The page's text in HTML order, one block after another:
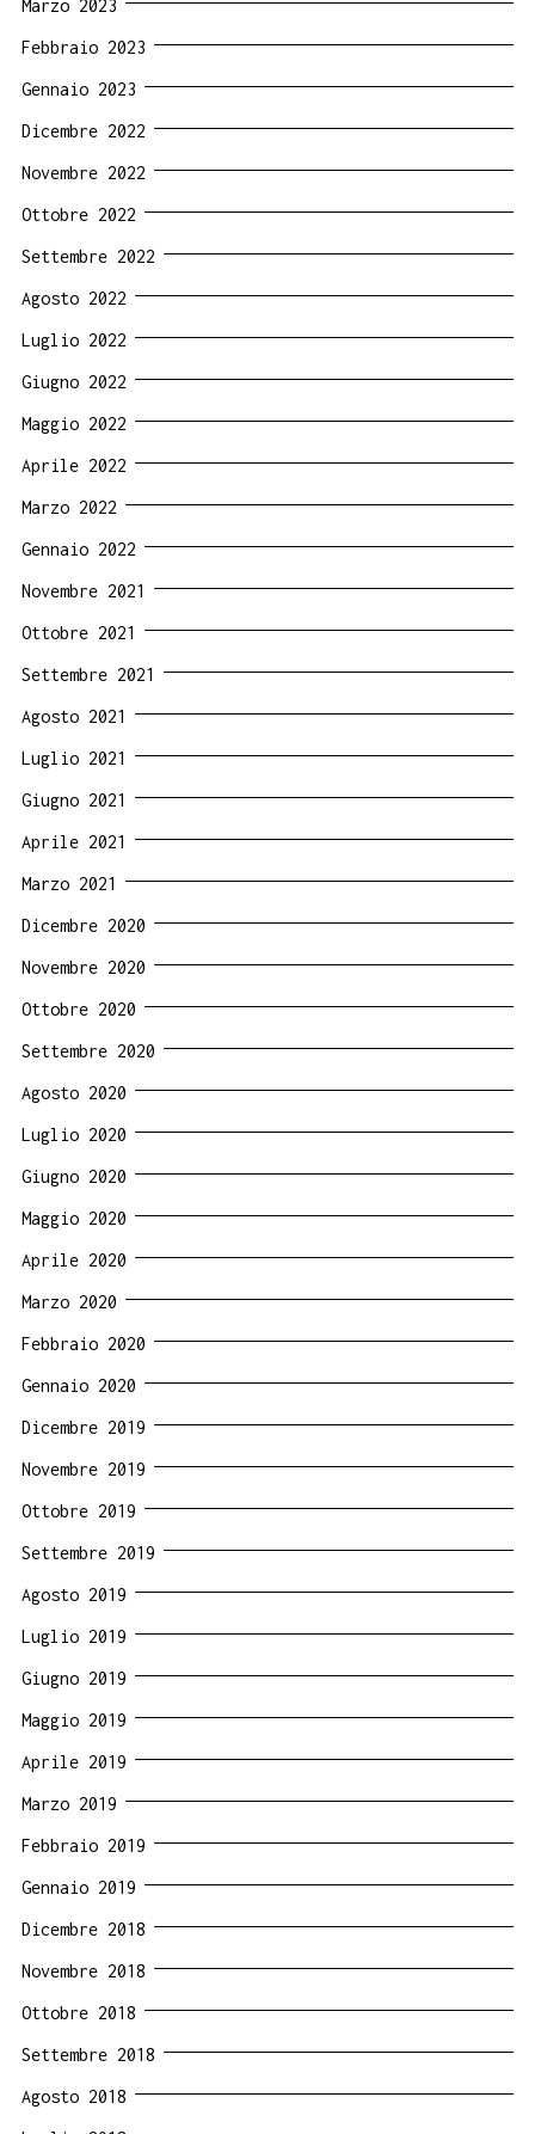
Marzo 2023
Febbraio 2023
Gennaio 2023
Dicembre 2022
Novembre 2022
Ottobre 2022
Settembre 2022
Agosto 2022
Luglio 2022
Giugno 2022
Maggio 2022
Aprile 2022
Marzo 2022
Gennaio 2022
Novembre 2021
Ottobre 2021
Settembre 2021
Agosto 2021
Luglio 2021
Giugno 2021
Aprile 2021
Marzo 2021
Dicembre 2020
Novembre 2020
Ottobre 2020
Settembre 2020
Agosto 2020
Luglio 2020
Giugno 2020
Maggio 2020
Aprile 2020
Marzo 2020
Febbraio 2020
Gennaio 2020
Dicembre 2019
Novembre 2019
Ottobre 2019
Settembre 2019
Agosto 2019
Luglio 2019
Giugno 2019
Maggio 2019
Aprile 2019
Marzo 2019
Febbraio 2019
Gennaio 2019
Dicembre 2018
Novembre 2018
Ottobre 2018
Settembre 2018
Agosto 2018